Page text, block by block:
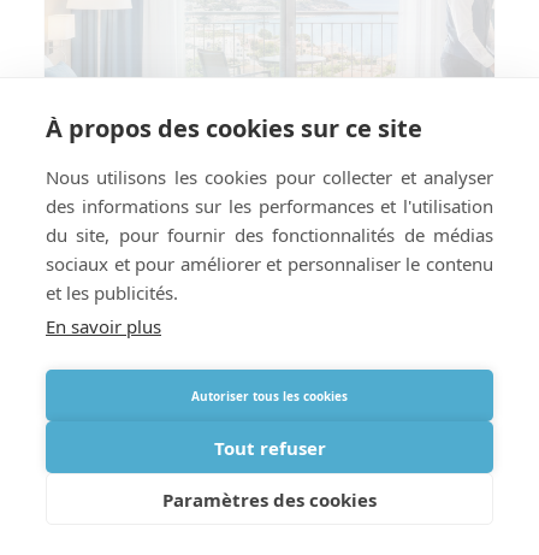
Comment préparer votre hôtel ou
location de vacances à la livraison
d’oxygène à l’étranger
À propos des cookies sur ce site
Nous utilisons les cookies pour collecter et analyser
des informations sur les performances et l'utilisation
du site, pour fournir des fonctionnalités de médias
sociaux et pour améliorer et personnaliser le contenu
et les publicités.
En savoir plus
Autoriser tous les cookies
Tout refuser
Paramètres des cookies